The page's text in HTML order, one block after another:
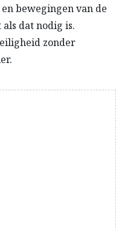
bewegingen van de
dat nodig is.
zonder